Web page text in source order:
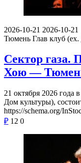
2026-10-21 2026-10-21
Тюмень Глав клуб
Сектор
Хою —
21 октября 2026 года
Дом культуры),
https://schema.org/
₽ 12 0